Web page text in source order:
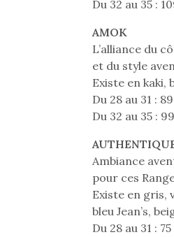
Du 32 au 35 :
AMOK
L’alliance du
et du style
Existe en kaki,
Du 28 au 31 :
Du 32 au 35 :
Ambiance
pour ces
Existe en gris,
bleu Jean’s,
Du 28 au 31 :